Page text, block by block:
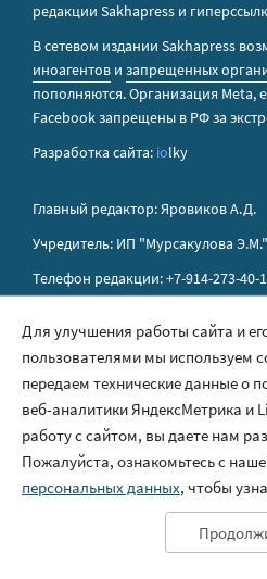
редакции Sakhapress и
В сетевом издании Sakhapress
иноагентов и запрещенных
пополняются. Организация Metа,
Facebook запрещены в РФ за
Разработка сайта: iolky
Главный редактор: Яровиков А.Д.
Учредитель: ИП "Мурсакулова Э.М."
Телефон редакции: +7-914-273-40-
Правила сайта
Политика обработки
Размещение рекламы
Контакты
Для улучшения работы сайта и
пользователями мы используем
передаем технические данные о
веб-аналитики ЯндексМетрика и
работу с сайтом, вы даете нам
Пожалуйста, ознакомьтесь с
персональных данных, чтобы